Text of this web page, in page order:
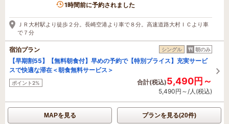
1時間前に予約されました
ＪＲ大村駅より徒歩２分。長崎空港より車で８分。高速道路大村ＩＣより車
で７分
宿泊プラン シングル 朝のみ
【早期割55】【無料朝食付】早めの予約で【特別プライス】充実サービ
スで快適な滞在＜朝食無料サービス＞
ポイント2% 合計(税込)5,490円～
5,490円～/人(税込)
MAPを見る プランを見る(20件)